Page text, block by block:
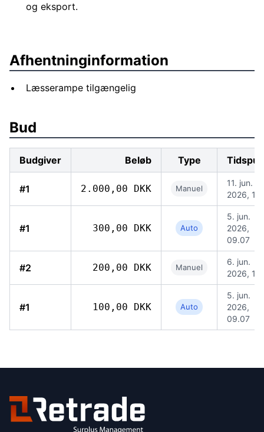
og eksport.
Afhentninginformation
Læsserampe tilgængelig
Bud
Budgiver Beløb Type
#1 2.000,00 DKK Manuel
11. jun.
2026,
#1 300,00 DKK Auto
5. jun.
2026,
09.07
#2 200,00 DKK Manuel
6. jun.
2026,
#1 100,00 DKK Auto
5. jun.
2026,
09.07